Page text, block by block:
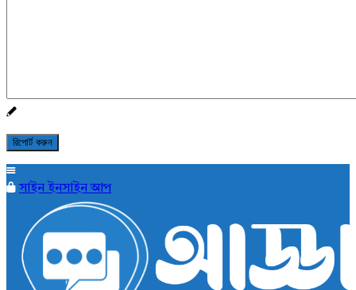
সাইন ইনসাইন আপ
AddaBuzz.net